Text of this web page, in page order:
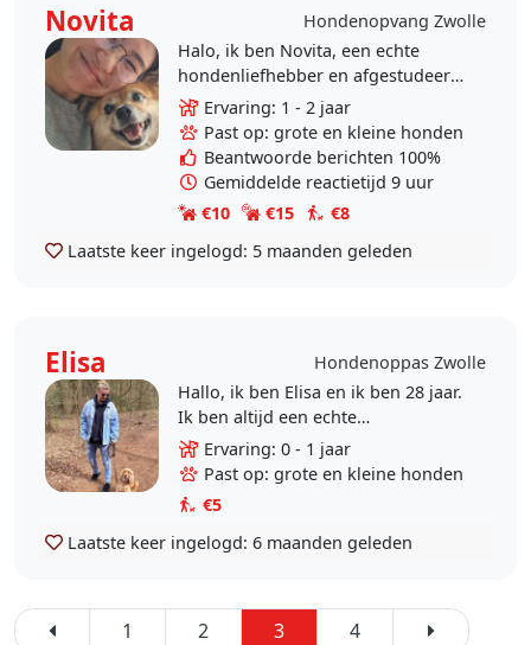
Novita
Hondenopvang Zwolle
Halo, ik ben Novita, een echte
hondenliefhebber en afgestudeerd
in Voeding. Onlangs ben ik naar
Zwolle verhuisd. Thuis bij mijn
familie hebben we al..
Ervaring: 1 - 2 jaar
Past op: grote en kleine honden
Beantwoorde berichten 100%
Gemiddelde reactietijd 9 uur
€10
€15
€8
Laatste keer ingelogd: 5 maanden geleden
Elisa
Hondenoppas Zwolle
Hallo, ik ben Elisa en ik ben 28 jaar.
Ik ben altijd een echte
hondenliefhebber geweest en ben
opgegroeid met honden. Helaas is
het door ruimtegebrek..
Ervaring: 0 - 1 jaar
Past op: grote en kleine honden
€5
Laatste keer ingelogd: 6 maanden geleden
1 2 3 4